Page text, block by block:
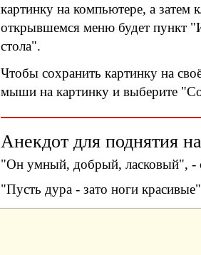
картинку на компьютере, а затем
открывшемся меню будет пункт
стола".
Чтобы сохранить картинку на
мыши на картинку и выберите
Анекдот для поднятия
"Он умный, добрый, ласковый", -
"Пусть дура - зато ноги